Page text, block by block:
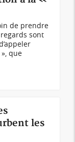
de prendre
sont
que
les